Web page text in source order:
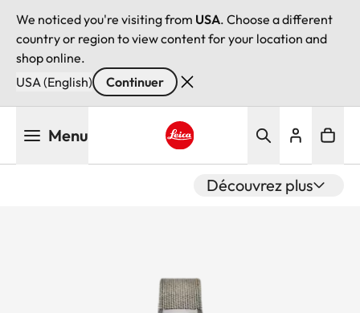
We noticed you're visiting from USA. Choose a different
country or region to view content for your location and
shop online.
USA (English)
Continuer
Menu
Découvrez plus